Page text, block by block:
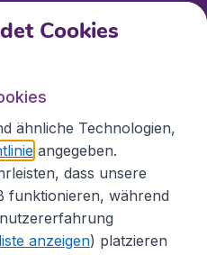
Cookies
ähnliche Technologien,
angegeben.
dass unsere
funktionieren, während
liste anzeigen) platzieren